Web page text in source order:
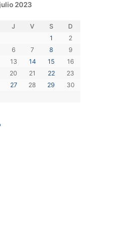
julio 2023
J V S
D
1
2
6 7 8
9
13 14 15
16
20 21 22
23
27 28 29
30